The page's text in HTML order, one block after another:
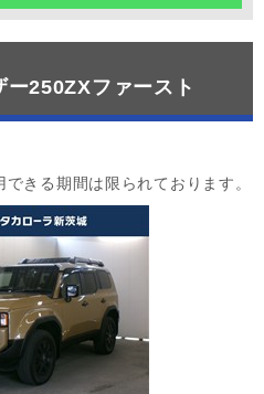
ー250ZXファースト
きる期間は限られております。